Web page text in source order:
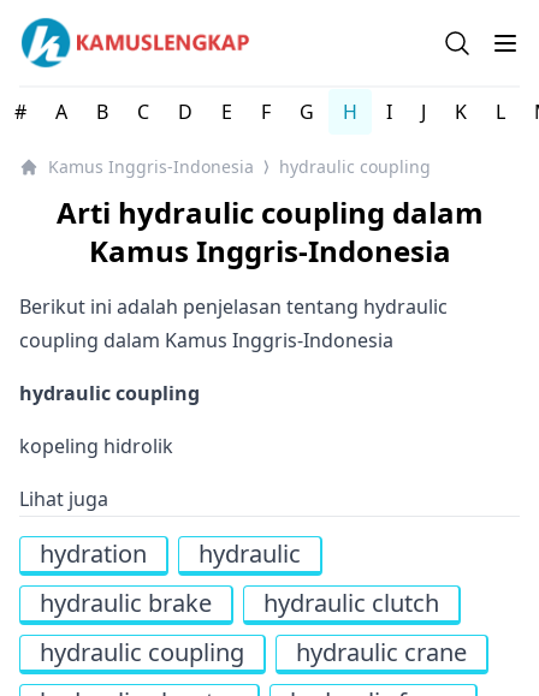
Kamus Lengkap Inggris-Indonesia - Kamus Bahasa
Open
# A B C D E F G H I J K L
Kamus Inggris-Indonesia ⟩ hydraulic coupling
Arti hydraulic coupling dalam
Kamus Inggris-Indonesia
Berikut ini adalah penjelasan tentang hydraulic
coupling dalam Kamus Inggris-Indonesia
hydraulic coupling
kopeling hidrolik
Lihat juga
hydration
hydraulic
hydraulic brake
hydraulic clutch
hydraulic coupling
hydraulic crane